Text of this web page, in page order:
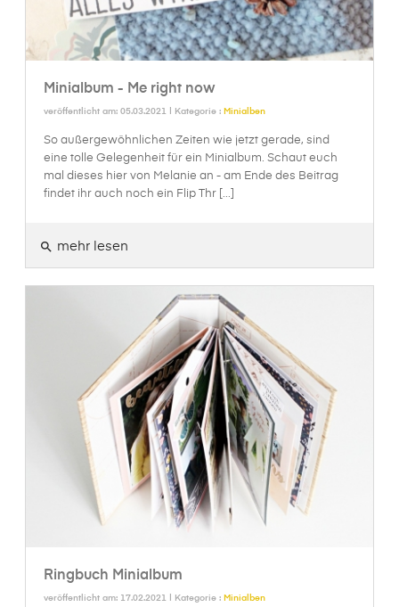
Minialbum - Me right now
veröffentlicht am: 05.03.2021 | Kategorie : Minialben
So außergewöhnlichen Zeiten wie jetzt gerade, sind
eine tolle Gelegenheit für ein Minialbum. Schaut euch
mal dieses hier von Melanie an - am Ende des Beitrag
findet ihr auch noch ein Flip Thr [...]
search mehr lesen
Ringbuch Minialbum
veröffentlicht am: 17.02.2021 | Kategorie : Minialben